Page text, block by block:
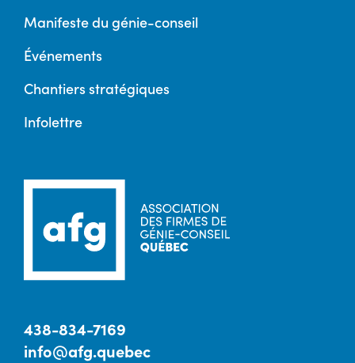
Manifeste du génie-conseil
Événements
Chantiers stratégiques
Infolettre
438-834-7169
info@afg.quebec